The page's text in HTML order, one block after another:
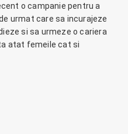
o campanie pentru a
urmat care sa incurajeze
si sa urmeze o cariera
atat femeile cat si